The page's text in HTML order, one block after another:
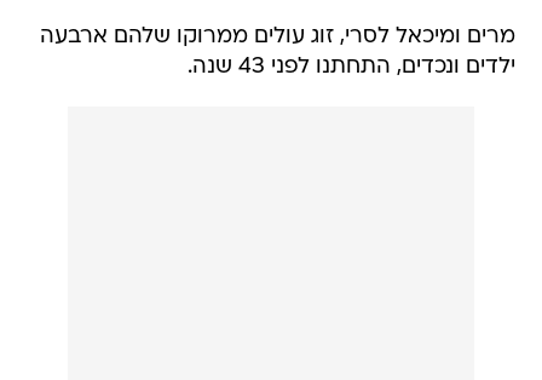
מרים ומיכאל לסרי, זוג עולים ממרוקו שלהם ארבעה
ילדים ונכדים, התחתנו לפני 43 שנה.